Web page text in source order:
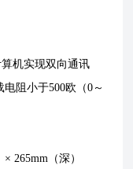
机实现双向通讯
阻小于500欧（0～
× 265mm（深）